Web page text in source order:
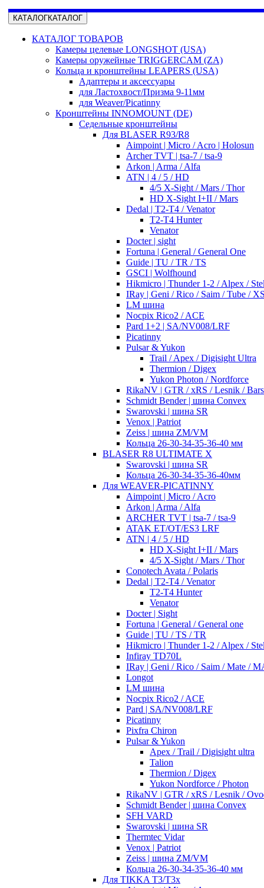
КАТАЛОГКАТАЛОГ
КАТАЛОГ ТОВАРОВ
Камеры целевые LONGSHOT (USA)
Камеры оружейные TRIGGERCAM (ZA)
Кольца и кронштейны LEAPERS (USA)
Адаптеры и аксессуары
для Ластохвост/Призма 9-11мм
для Weaver/Picatinny
Кронштейны INNOMOUNT (DE)
Седельные кронштейны
Для BLASER R93/R8
Aimpoint | Micro / Acro | Holosun
Archer TVT | tsa-7 / tsa-9
Arkon | Arma / Alfa
ATN | 4 / 5 / HD
4/5 X-Sight / Mars / Thor
HD X-Sight I+II / Mars
Dedal | T2-T4 / Venator
T2-T4 Hunter
Venator
Docter | sight
Fortuna | General / General One
Guide | TU / TR / TS
GSCI | Wolfhound
Hikmicro | Thunder 1-2 / Alpex /
IRay | Geni / Rico / Saim / Tube /
LM шина
Nocpix Rico2 / ACE
Pard 1+2 | SA/NV008/LRF
Picatinny
Pulsar & Yukon
Trail / Apex / Digisight Ultra
Thermion / Digex
Yukon Photon / Nordforce
RikaNV | GTR / xRS / Lesnik /
Schmidt Bender | шина Convex
Swarovski | шина SR
Venox | Patriot
Zeiss | шина ZM/VM
Кольца 26-30-34-35-36-40 мм
BLASER R8 ULTIMATE X
Swarovski | шина SR
Кольца 26-30-34-35-36-40мм
Для WEAVER-PICATINNY
Aimpoint | Micro / Acro
Arkon | Arma / Alfa
ARCHER TVT | tsa-7 / tsa-9
ATAK ET/OT/ES3 LRF
ATN | 4 / 5 / HD
HD X-Sight I+II / Mars
4/5 X-Sight / Mars / Thor
Conotech Avata / Polaris
Dedal | T2-T4 / Venator
T2-T4 Hunter
Venator
Docter | Sight
Fortuna | General / General one
Guide | TU / TS / TR
Hikmicro | Thunder 1-2 / Alpex /
Infiray TD70L
IRay | Geni / Rico / Saim / Mate /
Longot
LM шина
Nocpix Rico2 / ACE
Pard | SA/NV008/LRF
Picatinny
Pixfra Chiron
Pulsar & Yukon
Apex / Trail / Digisight ultra
Talion
Thermion / Digex
Yukon Nordforce / Photon
RikaNV | GTR / xRS / Lesnik /
Schmidt Bender | шина Convex
SFH VARD
Swarovski | шина SR
Thermtec Vidar
Venox | Patriot
Zeiss | шина ZM/VM
Кольца 26-30-34-35-36-40 мм
Для TIKKA T3/T3x